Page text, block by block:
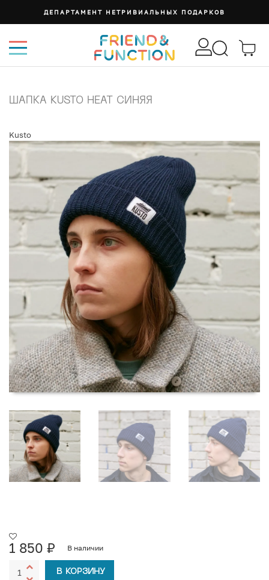
ДЕПАРТАМЕНТ НЕТРИВИАЛЬНЫХ ПОДАРКОВ
ШАПКА KUSTO HEAT СИНЯЯ
Kusto
1 850 ₽ В наличии
В КОРЗИНУ